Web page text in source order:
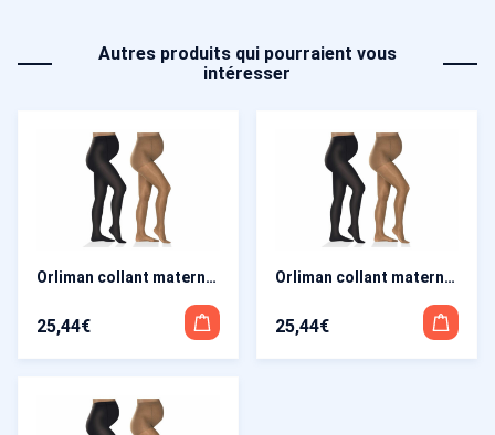
Autres produits qui pourraient vous
intéresser
Orliman collant maternite Lilae Move – Beige, T5
25,44€
Orliman collant maternite Lilae Move – Beige, T2
25,44€